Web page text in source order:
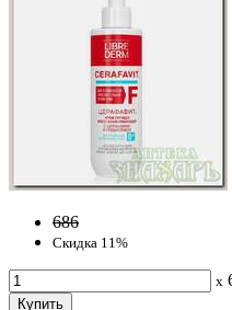
686
Скидка 11%
x